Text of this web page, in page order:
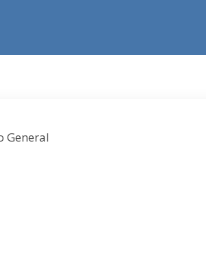
General